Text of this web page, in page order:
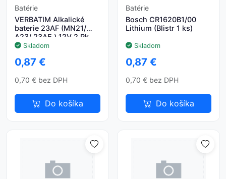
Batérie
VERBATIM Alkalické
baterie 23AF (MN21/
A23/ 23AE ) 12V 2 Pk
Skladom
0,87 €
0,70 € bez DPH
Do košíka
Batérie
Bosch CR1620B1/00
Lithium (Blistr 1 ks)
Skladom
0,87 €
0,70 € bez DPH
Do košíka